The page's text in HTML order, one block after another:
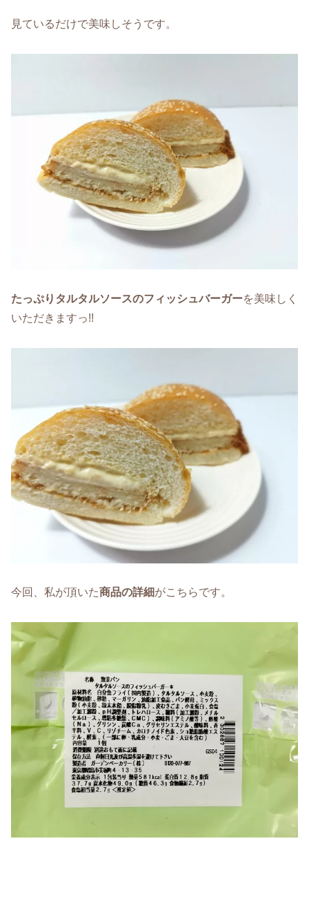
見ているだけで美味しそうです。
たっぷりタルタルソースのフィッシュバーガーを美味しく
いただきますっ!!
今回、私が頂いた商品の詳細がこちらです。